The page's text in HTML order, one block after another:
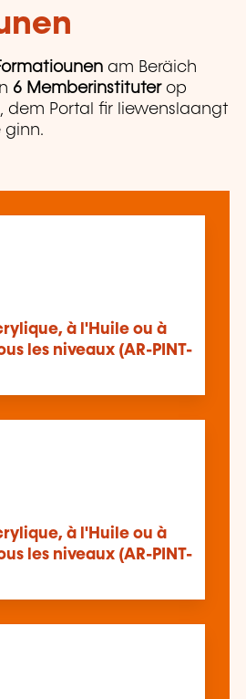
am Beräich
6 Memberinstituter op
dem Portal fir liewenslaangt
ginn.
à l'Huile ou à
les niveaux (AR-PINT-
à l'Huile ou à
les niveaux (AR-PINT-